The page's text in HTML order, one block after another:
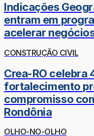
Indicações
entram em
acelerar
CONSTRUÇÃO CIVIL
Crea-RO celebra
fortalecimento
compromisso
Rondônia
OLHO-NO-OLHO